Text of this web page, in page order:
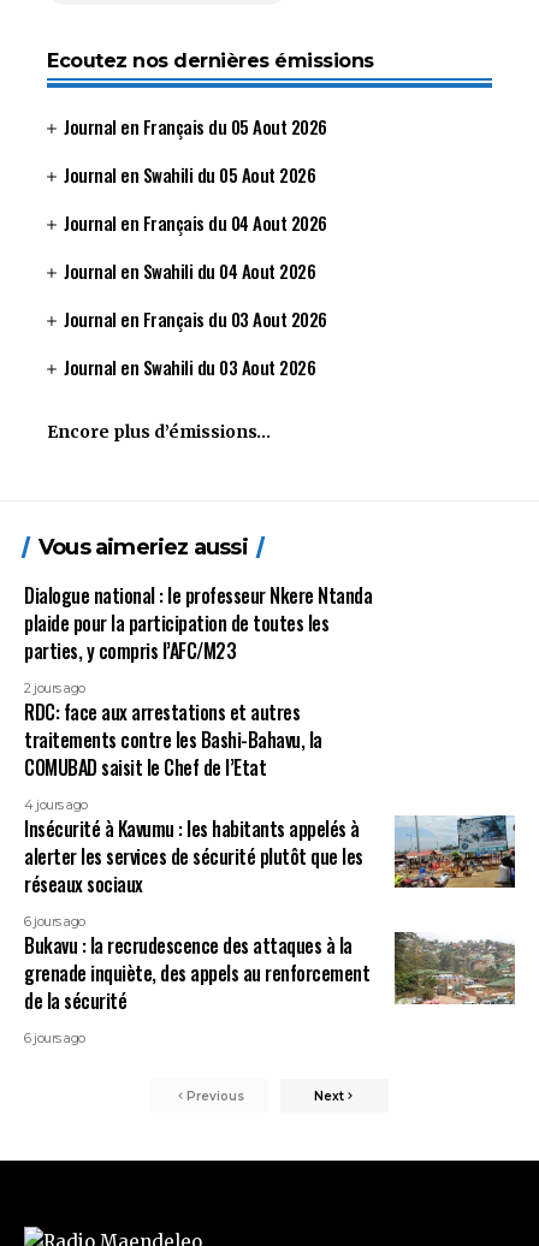
Ecoutez nos dernières émissions
Journal en Français du 05 Aout 2026
Journal en Swahili du 05 Aout 2026
Journal en Français du 04 Aout 2026
Journal en Swahili du 04 Aout 2026
Journal en Français du 03 Aout 2026
Journal en Swahili du 03 Aout 2026
Encore plus d’émissions…
Vous aimeriez aussi
Dialogue national : le professeur Nkere Ntanda
plaide pour la participation de toutes les
parties, y compris l’AFC/M23
2 jours ago
RDC: face aux arrestations et autres
traitements contre les Bashi-Bahavu, la
COMUBAD saisit le Chef de l’Etat
4 jours ago
Insécurité à Kavumu : les habitants appelés à
alerter les services de sécurité plutôt que les
réseaux sociaux
6 jours ago
Bukavu : la recrudescence des attaques à la
grenade inquiète, des appels au renforcement
de la sécurité
6 jours ago
Previous Next